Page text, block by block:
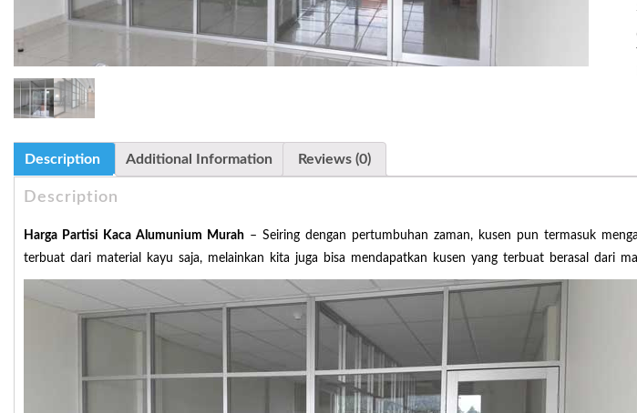
Description Additional Information Reviews (0)
Description
Harga Partisi Kaca Alumunium Murah – Seiring dengan pertumbuhan zaman, kusen pun termasuk
terbuat dari material kayu saja, melainkan kita juga bisa mendapatkan kusen yang terbuat berasal dari